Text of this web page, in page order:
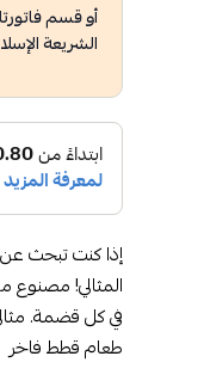
أو قسم
الشريعة
إذا كنت تبحث عن
المثالي! مصنوع
في كل قضمة.
طعام قطط فاخر